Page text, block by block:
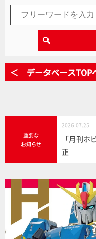
＜ データベースTOP
重要な
お知らせ
2026.07.25
「月刊
正